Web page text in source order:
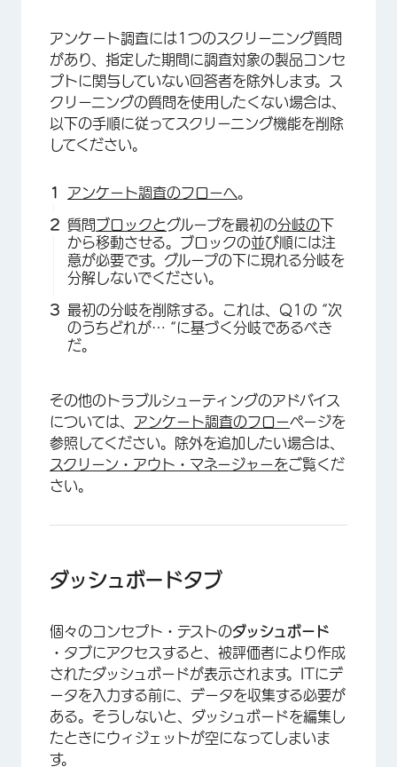
アンケート調査には1つのスクリーニング質問
があり、指定した期間に調査対象の製品コンセ
プトに関与していない回答者を除外します。ス
クリーニングの質問を使用したくない場合は、
以下の手順に従ってスクリーニング機能を削除
してください。
アンケート調査のフローへ。
質問ブロックとグループを最初の分岐の下
から移動させる。ブロックの並び順には注
意が必要です。グループの下に現れる分岐を
分解しないでください。
最初の分岐を削除する。これは、Q1の “次
のうちどれが… “に基づく分岐であるべき
だ。
その他のトラブルシューティングのアドバイス
については、 アンケート調査のフローページを
参照してください。除外を追加したい場合は、
スクリーン・アウト・マネージャーをご覧くだ
さい。
ダッシュボードタブ
個々のコンセプト・テストのダッシュボード
・タブにアクセスすると、被評価者により作成
されたダッシュボードが表示されます。ITにデ
ータを入力する前に、データを収集する必要が
ある。そうしないと、ダッシュボードを編集し
たときにウィジェットが空になってしまいま
す。